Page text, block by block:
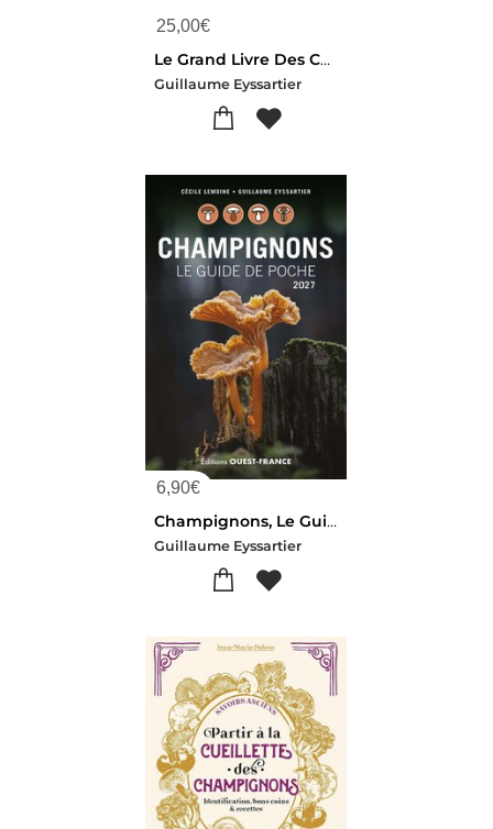
25,00€
Le Grand Livre Des Champignons
Guillaume Eyssartier
6,90€
Champignons, Le Guide De Poche
Guillaume Eyssartier